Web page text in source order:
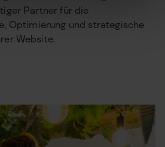
Partner für die
Optimierung und strategische
Website.